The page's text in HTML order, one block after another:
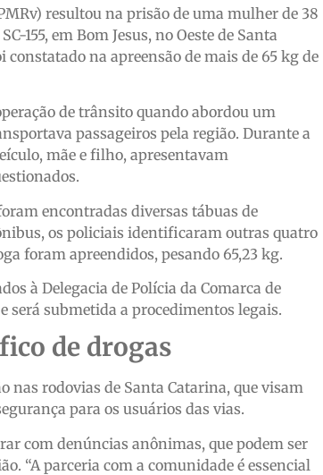
resultou na prisão de uma mulher de 38
155, em Bom Jesus, no Oeste de Santa
na apreensão de mais de 65 kg de
de trânsito quando abordou um
passageiros pela região. Durante a
mãe e filho, apresentavam
encontradas diversas tábuas de
os policiais identificaram outras quatro
foram apreendidos, pesando 65,23 kg.
à Delegacia de Polícia da Comarca de
será submetida a procedimentos legais.
de drogas
nas rodovias de Santa Catarina, que visam
para os usuários das vias.
com denúncias anônimas, que podem ser
“A parceria com a comunidade é essencial